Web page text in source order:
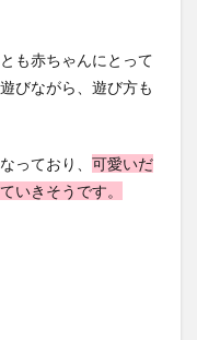
も赤ちゃんにとって
びながら、遊び方も
っており、 可愛いだ
いきそうです。